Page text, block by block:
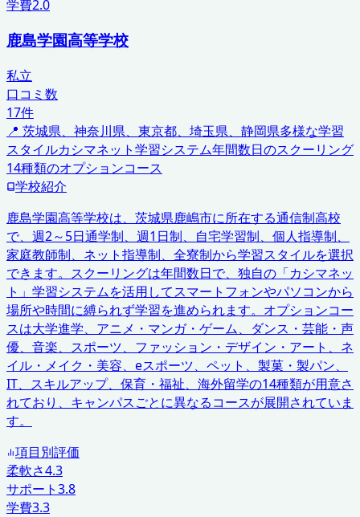
学費2.0
鹿島学園高等学校
私立
口コミ数
17件
📍 茨城県、神奈川県、東京都、埼玉県、静岡県多様な学習
スタイルカシマネット学習システム年間数日のスクーリング
14種類のオプションコース
学校紹介
鹿島学園高等学校は、茨城県鹿嶋市に所在する通信制高校
で、週2～5日通学制、週1日制、自宅学習制、個人指導制、
家庭教師制、ネット指導制、全寮制から学習スタイルを選択
できます。スクーリングは年間数日で、独自の「カシマネッ
ト」学習システムを活用してスマートフォンやパソコンから
場所や時間に縛られず学習を進められます。オプションコー
スは大学進学、アニメ・マンガ・ゲーム、ダンス・芸能・声
優、音楽、スポーツ、ファッション・デザイン・アート、ネ
イル・メイク・美容、eスポーツ、ペット、製菓・製パン、
IT、スキルアップ、保育・福祉、海外留学の14種類が用意さ
れており、キャンパスごとに異なるコースが展開されていま
す。
項目別評価
柔軟さ4.3
サポート3.8
学費3.3